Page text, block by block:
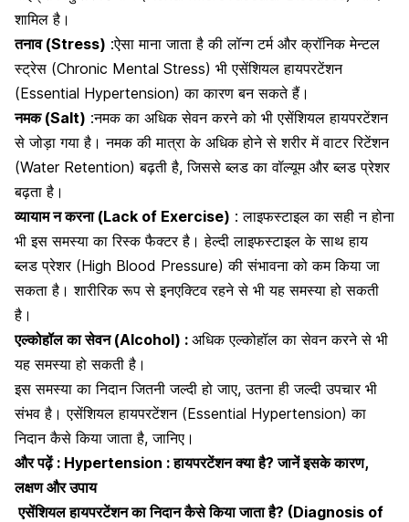
शामिल है।
तनाव (Stress) :ऐसा माना जाता है की लॉन्ग टर्म और क्रॉनिक मेन्टल
स्ट्रेस (Chronic Mental Stress) भी एसेंशियल हायपरटेंशन
(Essential Hypertension) का कारण बन सकते हैं।
नमक (Salt) :नमक का अधिक सेवन करने को भी एसेंशियल हायपरटेंशन
से जोड़ा गया है।नमक की मात्रा के अधिक होने से शरीर में वाटर रिटेंशन
(Water Retention) बढ़ती है, जिससे ब्लड का वॉल्यूम और ब्लड प्रेशर
बढ़ता है।
व्यायाम न करना (Lack of Exercise) :लाइफस्टाइल का सही न होना
भी इस समस्या का रिस्क फैक्टर है। हेल्दी लाइफस्टाइल के साथ हाय
ब्लड प्रेशर (High Blood Pressure) की संभावना को कम किया जा
सकता है। शारीरिक रूप से इनएक्टिव रहने से भी यह समस्या हो सकती
है।
एल्कोहॉल का सेवन (Alcohol) : अधिकएल्कोहॉल का सेवन करने से भी
यह समस्याहो सकती है।
इस समस्या का निदान जितनी जल्दी हो जाए, उतना ही जल्दी उपचार भी
संभव है। एसेंशियल हायपरटेंशन (Essential Hypertension) का
निदान कैसे किया जाता है, जानिए।
और पढ़ें : Hypertension : हायपरटेंशन क्या है? जानें इसके कारण,
लक्षण और उपाय
एसेंशियल हायपरटेंशन का निदान कैसे किया जाता है? (Diagnosis of